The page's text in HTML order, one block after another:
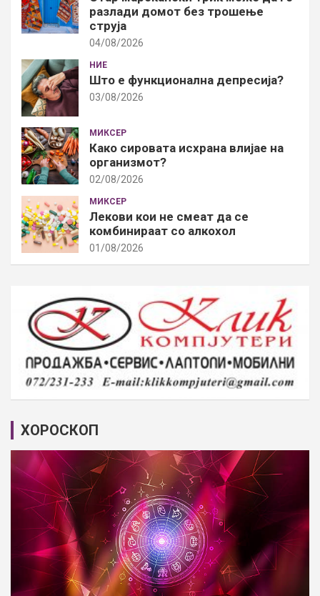
разлади домот без трошење
струја
04/08/2026
НИЕ
Што е функционална депресија?
03/08/2026
МИКСЕР
Како сировата исхрана влијае на
организмот?
02/08/2026
МИКСЕР
Лекови кои не смеат да се
комбинираат со алкохол
01/08/2026
ХОРОСКОП